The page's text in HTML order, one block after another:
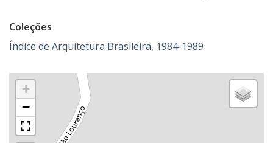
Coleções
Índice de Arquitetura Brasileira, 1984-1989
+
−